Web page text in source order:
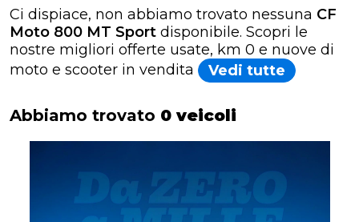
Ci dispiace, non abbiamo trovato nessuna CF
Moto 800 MT Sport disponibile. Scopri le
nostre migliori offerte usate, km 0 e nuove di
moto e scooter in vendita
Vedi tutte
Abbiamo trovato 0 veicoli